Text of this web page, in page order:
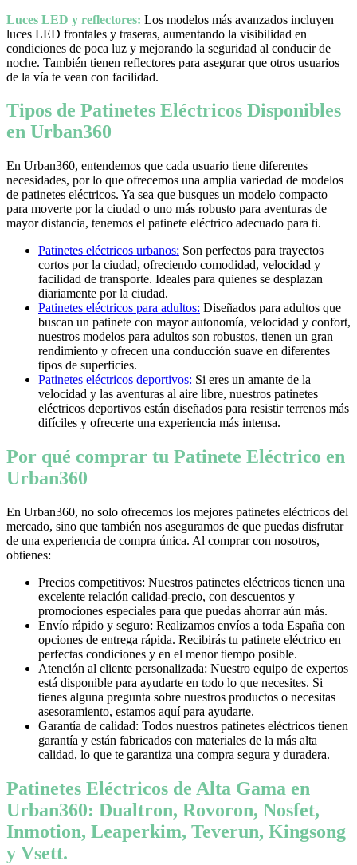
Luces LED y reflectores: Los modelos más avanzados incluyen
luces LED frontales y traseras, aumentando la visibilidad en
condiciones de poca luz y mejorando la seguridad al conducir de
noche. También tienen reflectores para asegurar que otros usuarios
de la vía te vean con facilidad.
Tipos de Patinetes Eléctricos Disponibles
en Urban360
En Urban360, entendemos que cada usuario tiene diferentes
necesidades, por lo que ofrecemos una amplia variedad de modelos
de patinetes eléctricos. Ya sea que busques un modelo compacto
para moverte por la ciudad o uno más robusto para aventuras de
mayor distancia, tenemos el patinete eléctrico adecuado para ti.
Patinetes eléctricos urbanos: Son perfectos para trayectos
cortos por la ciudad, ofreciendo comodidad, velocidad y
facilidad de transporte. Ideales para quienes se desplazan
diariamente por la ciudad.
Patinetes eléctricos para adultos: Diseñados para adultos que
buscan un patinete con mayor autonomía, velocidad y confort,
nuestros modelos para adultos son robustos, tienen un gran
rendimiento y ofrecen una conducción suave en diferentes
tipos de superficies.
Patinetes eléctricos deportivos: Si eres un amante de la
velocidad y las aventuras al aire libre, nuestros patinetes
eléctricos deportivos están diseñados para resistir terrenos más
difíciles y ofrecerte una experiencia más intensa.
Por qué comprar tu Patinete Eléctrico en
Urban360
En Urban360, no solo ofrecemos los mejores patinetes eléctricos del
mercado, sino que también nos aseguramos de que puedas disfrutar
de una experiencia de compra única. Al comprar con nosotros,
obtienes:
Precios competitivos: Nuestros patinetes eléctricos tienen una
excelente relación calidad-precio, con descuentos y
promociones especiales para que puedas ahorrar aún más.
Envío rápido y seguro: Realizamos envíos a toda España con
opciones de entrega rápida. Recibirás tu patinete eléctrico en
perfectas condiciones y en el menor tiempo posible.
Atención al cliente personalizada: Nuestro equipo de expertos
está disponible para ayudarte en todo lo que necesites. Si
tienes alguna pregunta sobre nuestros productos o necesitas
asesoramiento, estamos aquí para ayudarte.
Garantía de calidad: Todos nuestros patinetes eléctricos tienen
garantía y están fabricados con materiales de la más alta
calidad, lo que te garantiza una compra segura y duradera.
Patinetes Eléctricos de Alta Gama en
Urban360: Dualtron, Rovoron, Nosfet,
Inmotion, Leaperkim, Teverun, Kingsong
y Vsett.